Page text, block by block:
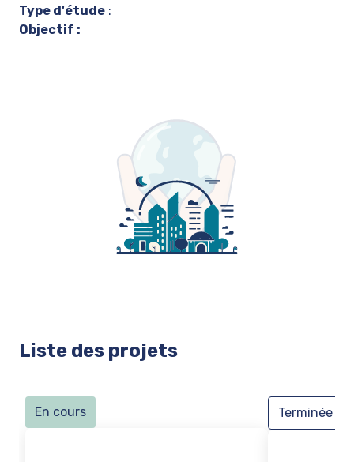
Type d'étude :
Objectif :
Liste des projets
En cours Terminée